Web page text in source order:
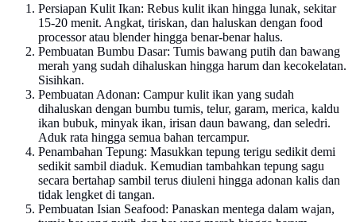
Persiapan Kulit Ikan: Rebus kulit ikan hingga lunak, sekitar
15-20 menit. Angkat, tiriskan, dan haluskan dengan food
processor atau blender hingga benar-benar halus.
Pembuatan Bumbu Dasar: Tumis bawang putih dan bawang
merah yang sudah dihaluskan hingga harum dan kecokelatan.
Sisihkan.
Pembuatan Adonan: Campur kulit ikan yang sudah
dihaluskan dengan bumbu tumis, telur, garam, merica, kaldu
ikan bubuk, minyak ikan, irisan daun bawang, dan seledri.
Aduk rata hingga semua bahan tercampur.
Penambahan Tepung: Masukkan tepung terigu sedikit demi
sedikit sambil diaduk. Kemudian tambahkan tepung sagu
secara bertahap sambil terus diuleni hingga adonan kalis dan
tidak lengket di tangan.
Pembuatan Isian Seafood: Panaskan mentega dalam wajan,